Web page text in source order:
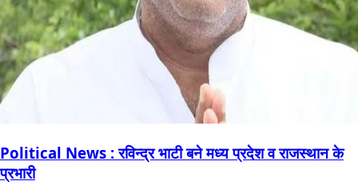
Political News : रविन्द्र भाटी बने मध्य प्रदेश व राजस्थान के
प्रभारी